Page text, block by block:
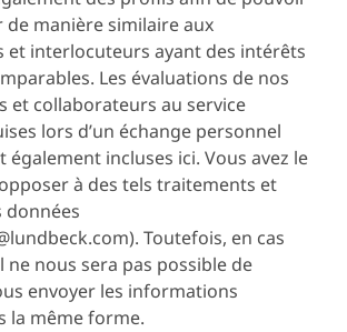
de manière similaire aux
et interlocuteurs ayant des intérêts
Les évaluations de nos
et collaborateurs au service
lors d’un échange personnel
également incluses ici. Vous avez le
à des tels traitements et
données
Toutefois, en cas
ne nous sera pas possible de
envoyer les informations
la même forme.